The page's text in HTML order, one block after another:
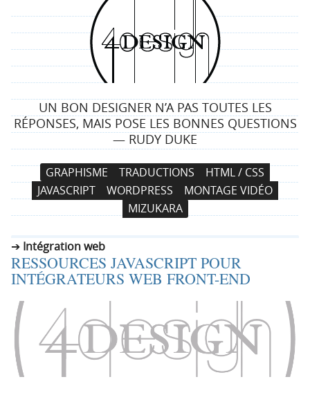
4
d
e
s
i
g
n
UN BON DESIGNER N’A PAS TOUTES LES
RÉPONSES, MAIS POSE LES BONNES QUESTIONS
— RUDY DUKE
a
t
i
n
r
a
u
c
n
e
n
GRAPHISME TRADUCTIONS
HTML / CSS
JAVASCRIPT
WORDPRESS
MONTAGE VIDÉO
MIZUKARA
Intégration web
RESSOURCES JAVASCRIPT POUR
INTÉGRATEURS WEB FRONT-END